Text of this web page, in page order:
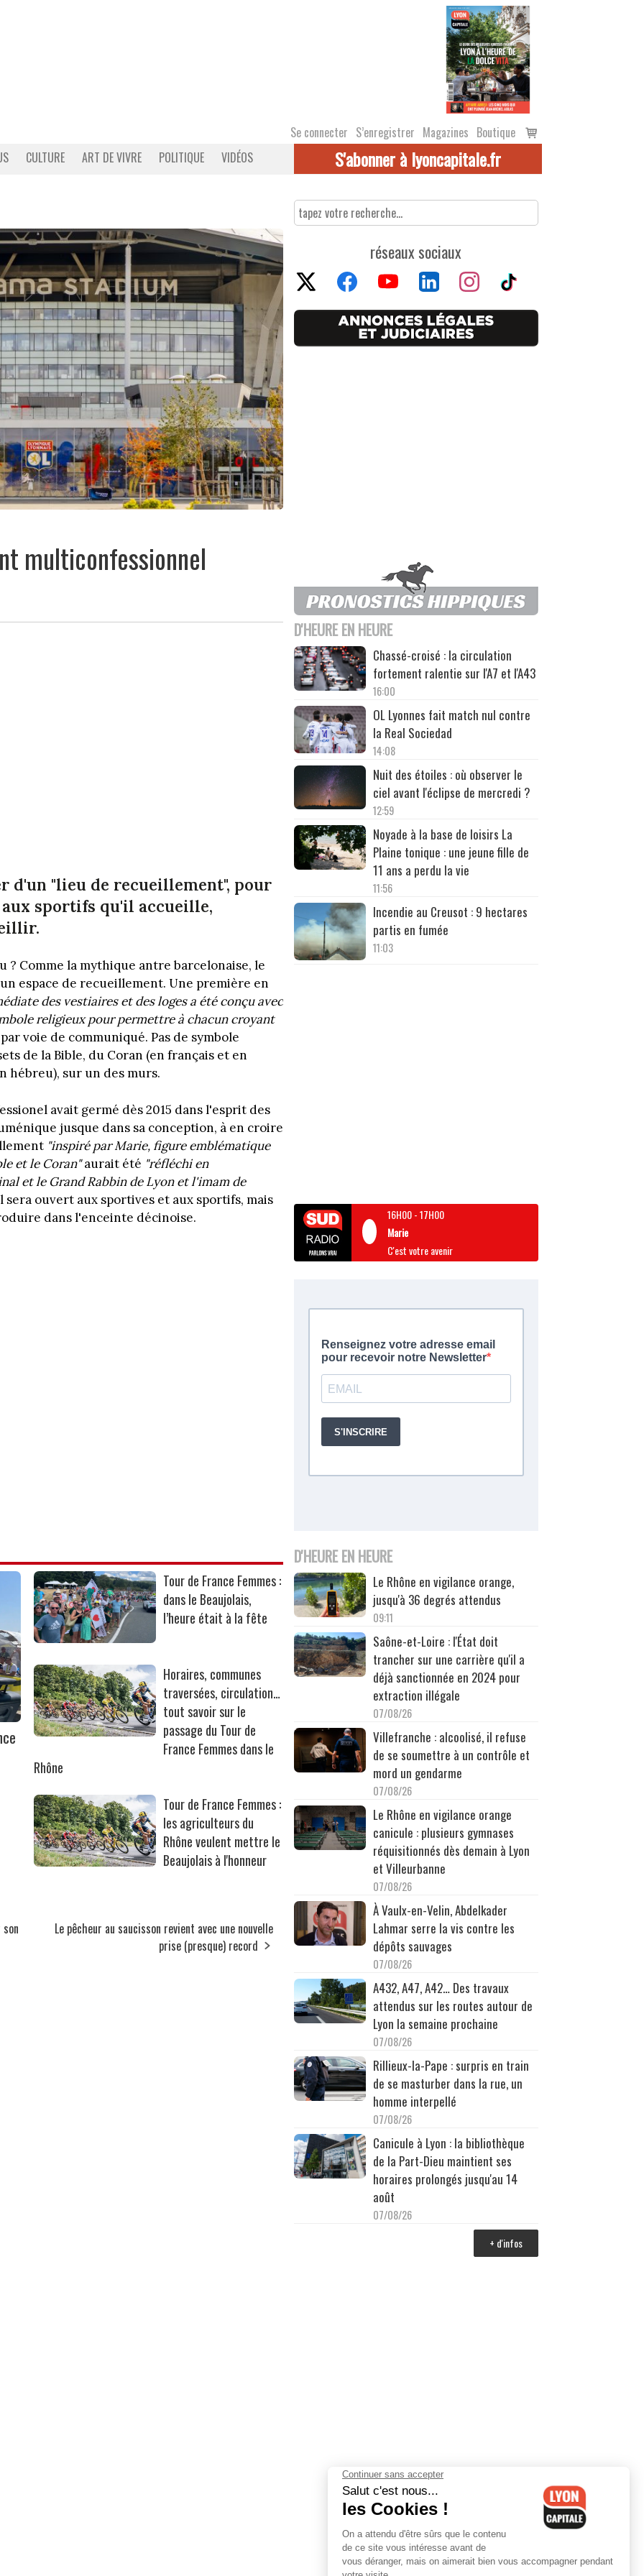
Se connecter S’enregistrer Magazines Boutique
Voir
le
CULTURE ART DE VIVRE POLITIQUE VIDÉOS S'abonner à lyoncapitale.fr
multiconfessionnel
d'un "lieu de recueillement", pour
sportifs qu'il accueille,
? Comme la mythique antre barcelonaise, le
espace de recueillement. Une première en
des vestiaires et des loges a été conçu avec
religieux pour permettre à chacun croyant
voie de communiqué. Pas de symbole
de la Bible, du Coran (en français et en
hébreu), sur un des murs.
avait germé dès 2015 dans l'esprit des
jusque dans sa conception, à en croire
"inspiré par Marie, figure emblématique
et le Coran"aurait été "réfléchi en
et le Grand Rabbin de Lyon et l'imam de
sera ouvert aux sportives et aux sportifs, mais
dans l'enceinte décinoise.
Tour de France Femmes :
dans le Beaujolais,
l’heure était à la fête
Horaires, communes
traversées, circulation…
tout savoir sur le
passage du Tour de
France Femmes dans le
Rhône
Tour de France Femmes :
les agriculteurs du
Rhône veulent mettre le
Beaujolais à l'honneur
Le pêcheur au saucisson revient avec une nouvelle
prise (presque) record
réseaux sociaux
D'HEURE EN HEURE
Chassé-croisé : la circulation
fortement ralentie sur l'A7 et l'A43
16:00
OL Lyonnes fait match nul contre
la Real Sociedad
14:08
Nuit des étoiles : où observer le
ciel avant l'éclipse de mercredi ?
12:59
Noyade à la base de loisirs La
Plaine tonique : une jeune fille de
11 ans a perdu la vie
11:56
Incendie au Creusot : 9 hectares
partis en fumée
11:03
16H00-17H00
Marie
C'est votre avenir
D'HEURE EN HEURE
Le Rhône en vigilance orange,
jusqu'à 36 degrés attendus
09:11
Saône-et-Loire : l'État doit
trancher sur une carrière qu'il a
déjà sanctionnée en 2024 pour
extraction illégale
07/08/26
Villefranche : alcoolisé, il refuse
de se soumettre à un contrôle et
mord un gendarme
07/08/26
Le Rhône en vigilance orange
canicule : plusieurs gymnases
réquisitionnés dès demain à Lyon
et Villeurbanne
07/08/26
À Vaulx-en-Velin, Abdelkader
Lahmar serre la vis contre les
dépôts sauvages
07/08/26
A432, A47, A42… Des travaux
attendus sur les routes autour de
Lyon la semaine prochaine
07/08/26
Rillieux-la-Pape : surpris en train
de se masturber dans la rue, un
homme interpellé
07/08/26
Canicule à Lyon : la bibliothèque
de la Part-Dieu maintient ses
horaires prolongés jusqu'au 14
août
07/08/26
+ d'infos